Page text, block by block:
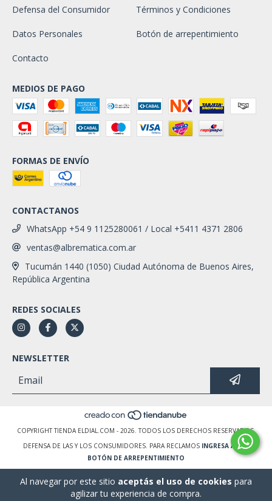
Al navegar por este sitio aceptás el uso de cookies para
agilizar tu experiencia de compra.
Defensa del Consumidor Términos y Condiciones
Datos Personales Botón de arrepentimiento
Contacto
MEDIOS DE PAGO
FORMAS DE ENVÍO
CONTACTANOS
WhatsApp +54 9 1125280061 / Local +5411 4371 2806
ventas@albrematica.com.ar
Tucumán 1440 (1050) Ciudad Autónoma de Buenos Aires,
República Argentina
REDES SOCIALES
NEWSLETTER
COPYRIGHT TIENDA ELDIAL.COM - 2026. TODOS LOS DERECHOS RESERVADOS.
DEFENSA DE LAS Y LOS CONSUMIDORES. PARA RECLAMOS INGRESA AQUÍ.
BOTÓN DE ARREPENTIMIENTO